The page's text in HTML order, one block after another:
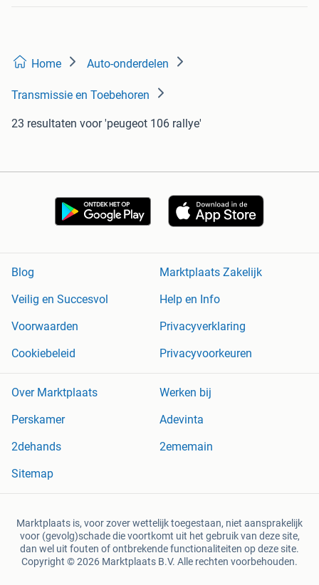
Home Auto-onderdelen
Transmissie en Toebehoren
23 resultaten voor 'peugeot 106 rallye'
Blog
Marktplaats Zakelijk
Veilig en Succesvol
Help en Info
Voorwaarden
Privacyverklaring
Cookiebeleid
Privacyvoorkeuren
Over Marktplaats
Werken bij
Perskamer
Adevinta
2dehands
2ememain
Sitemap
Marktplaats is, voor zover wettelijk toegestaan, niet aansprakelijk
voor (gevolg)schade die voortkomt uit het gebruik van deze site,
dan wel uit fouten of ontbrekende functionaliteiten op deze site.
Copyright © 2026 Marktplaats B.V. Alle rechten voorbehouden.